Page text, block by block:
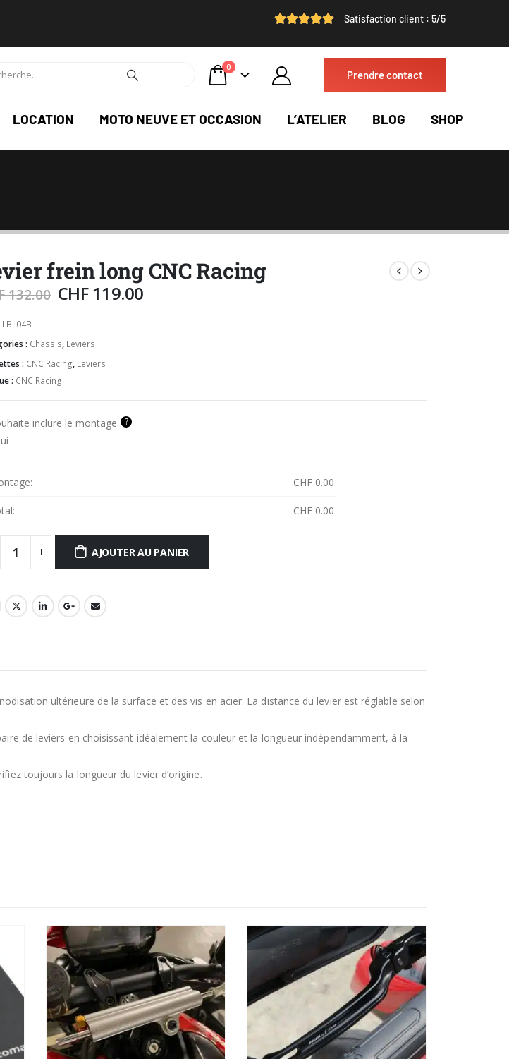
Satisfaction client : 5/5
0
Prendre contact
LOCATION MOTO NEUVE ET OCCASION L’ATELIER BLOG SHOP
frein long CNC Racing
132.00 CHF119.00
LBL04B
: Chassis, Leviers
: CNC Racing, Leviers
: CNC Racing
inclure le montage ?
CHF 0.00
CHF 0.00
AJOUTER AU PANIER
ultérieure de la surface et des vis en acier. La distance du levier est réglable selon
de leviers en choisissant idéalement la couleur et la longueur indépendamment, à la
toujours la longueur du levier d’origine.